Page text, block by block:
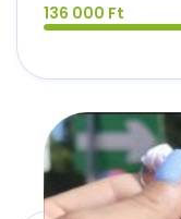
136 000 Ft